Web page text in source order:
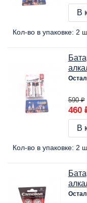
В
Кол-во в упаковке: 2
590 ₽
460
В
Кол-во в упаковке: 2